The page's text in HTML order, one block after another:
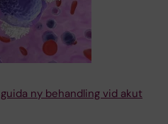
ny behandling vid akut